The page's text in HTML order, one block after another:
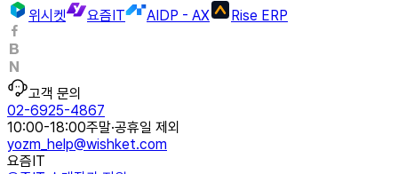
위시켓
요즘IT AIDP - AX Rise ERP
고객 문의
02-6925-4867
10:00-18:00주말·공휴일 제외
yozm_help@wishket.com
요즘IT